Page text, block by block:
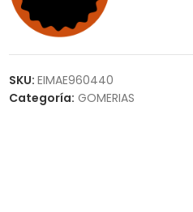
SKU:EIMAE960440
Categoría: GOMERIAS